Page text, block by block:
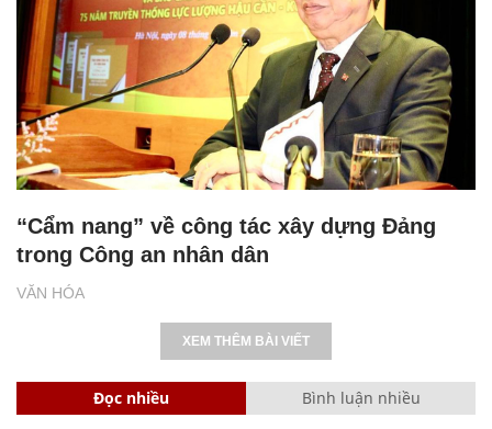
VĂN HÓA
“Cẩm nang” về công tác xây dựng Đảng
trong Công an nhân dân
XEM THÊM BÀI VIẾT
Đọc nhiều Bình luận nhiều